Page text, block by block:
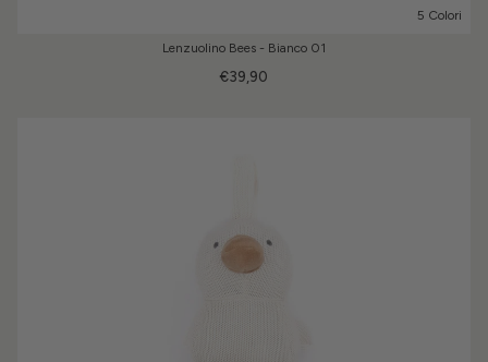
5 Colori
Lenzuolino Bees - Bianco 01
€39,90